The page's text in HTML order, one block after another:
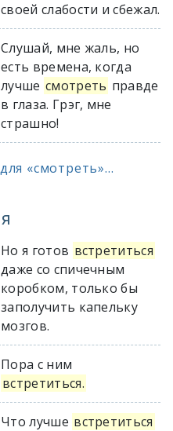
своей слабости и сбежал.
Слушай, мне жаль, но
есть времена, когда
лучше смотреть правде
в глаза. Грэг, мне
страшно!
«смотреть»...
Но я готов встретиться
даже со спичечным
коробком, только бы
заполучить капельку
мозгов.
Пора с ним
встретиться.
Что лучше встретиться